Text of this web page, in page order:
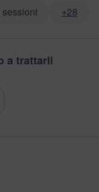
+28
a trattarli